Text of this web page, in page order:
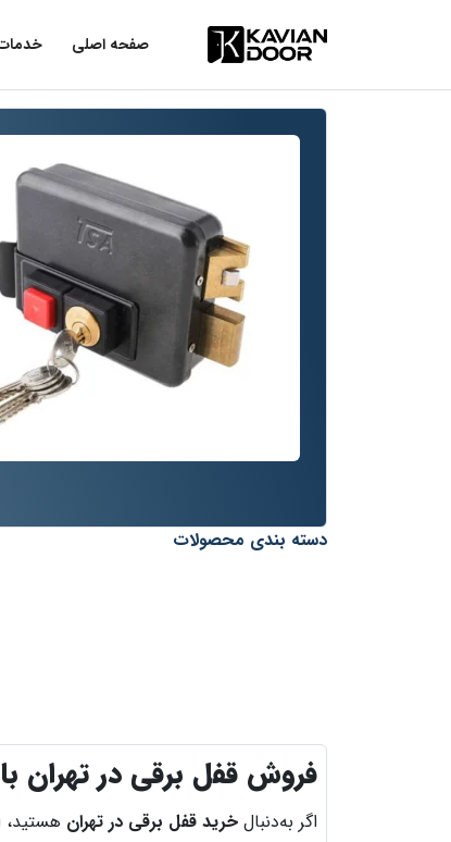
صفحه اصلی
دسته بندی محصولات
فروش قفل برقی در تهران
اگر به‌دنبال خرید قفل برقی در تهران